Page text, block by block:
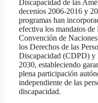
Discapacidad de las
decenios 2006-2016 y
programas han
efectiva los mandatos
Convención de
los Derechos de las
Discapacidad (CDPD) y
2030, estableciendo
plena participación
independiente de las
discapacidad.